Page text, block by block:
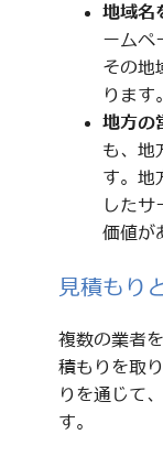
地域名
ームペ
その地
ります。
地方の
も、地
す。地
したサ
価値が
見積もり
複数の業者
積もりを取
りを通じて
す。